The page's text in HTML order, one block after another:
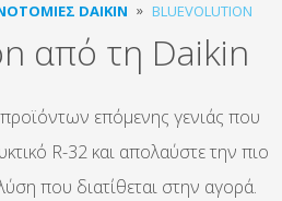
DAIKIN BLUEVOLUTION
από τη Daikin
επόμενης γενιάς που
R-32 και απολαύστε την πιο
που διατίθεται στην αγορά.